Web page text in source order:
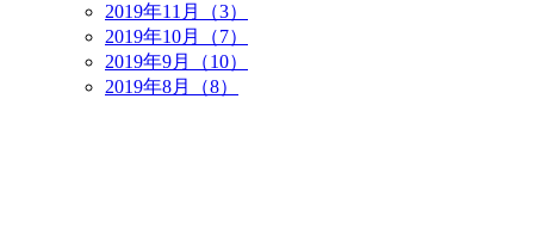
2019年11月（3）
2019年10月（7）
2019年9月（10）
2019年8月（8）